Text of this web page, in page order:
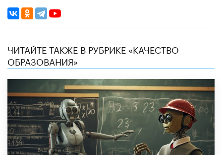
ЧИТАЙТЕ ТАКЖЕ В РУБРИКЕ «КАЧЕСТВО
ОБРАЗОВАНИЯ»